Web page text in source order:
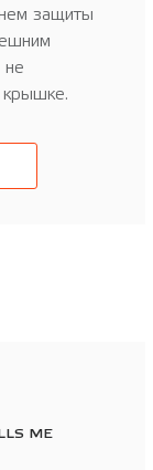
защиты
не
крышке.
ME